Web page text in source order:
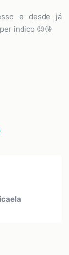
e desde já
indico 😉😘